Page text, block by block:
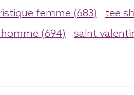
femme (683)
tee
(694)
saint